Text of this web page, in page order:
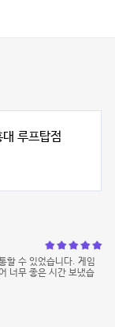
루프탑점
할 수 있었습니다. 게임
너무 좋은 시간 보냈습